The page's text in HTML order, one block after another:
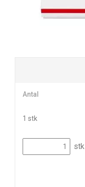
Antal
1 stk
stk